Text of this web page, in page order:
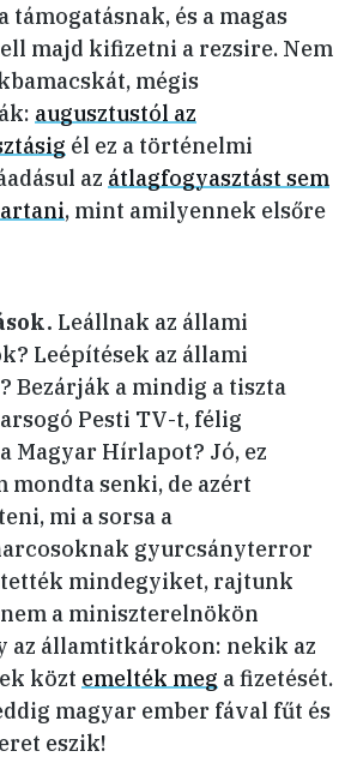
támogatásnak, és a magas
majd kifizetni a rezsire. Nem
mégis
augusztustól az
él ez a történelmi
az átlagfogyasztást sem
, mint amilyennek elsőre
Leállnak az állami
Leépítések az állami
Bezárják a mindig a tiszta
Pesti TV-t, félig
Magyar Hírlapot? Jó, ez
mondta senki, de azért
mi a sorsa a
gyurcsányterror
mindegyiket, rajtunk
a miniszterelnökön
az államtitkárokon: nekik az
közt emelték meg a fizetését.
magyar ember fával fűt és
eszik!